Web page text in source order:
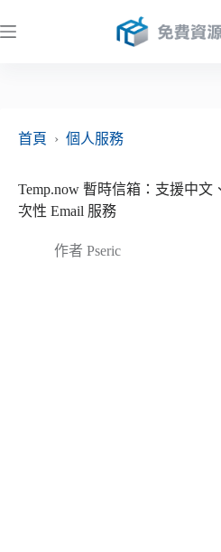
至
首頁
› 個人服務
Temp.now 暫時信箱：支援中文
次性 Email 服務
作者 Pseric